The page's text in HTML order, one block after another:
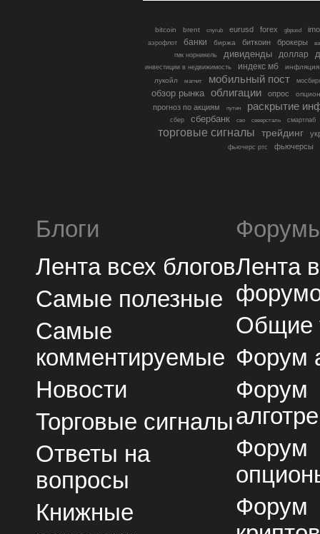
bitcoin brent cnyrub eurusd forex gbpusd
аэрофлот банки биржа биткоин брокеры
гмк норникель
дивиденды доллар
инвестиции в недвижимость индекс мб
инфляция
лукойл
магнит мобильный пост
обзор рынка облигации опрос
прогноз по акциям путин раскрытие
сбер сбербанк сво северсталь смартлаб
торговые сигналы трейдинг
фьючерс ртс фьючерсы
Блоги
Лента всех блогов
Самые полезные
Самые
комментируемые
Новости
Торговые сигналы
Ответы на
вопросы
Книжные
Лента
Общие
Форум
Форум
Форум
Форум